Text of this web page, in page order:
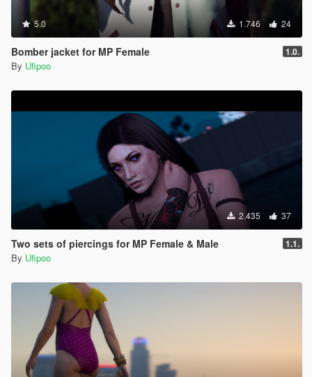
5.0 1.746 24
Bomber jacket for MP Female 1.0.
By Ufipoo
2.435 37
Two sets of piercings for MP Female & Male 1.1.
By Ufipoo